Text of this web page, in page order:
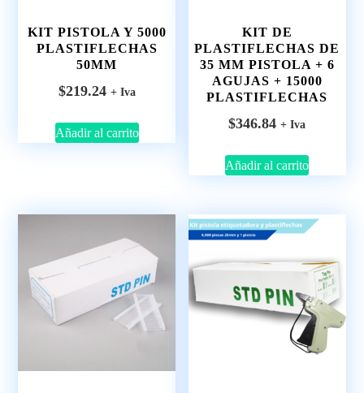
KIT PISTOLA Y 5000
PLASTIFLECHAS
50MM
$219.24 + Iva
Añadir al carrito
KIT DE
PLASTIFLECHAS DE
35 MM PISTOLA + 6
AGUJAS + 15000
PLASTIFLECHAS
$346.84 + Iva
Añadir al carrito